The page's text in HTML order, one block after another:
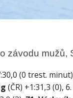
závodu mužů,
(0 trest.
(ČR) +1:31,3 (0),